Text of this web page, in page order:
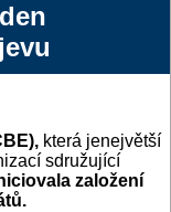
která jenejvětší
sdružující
založení